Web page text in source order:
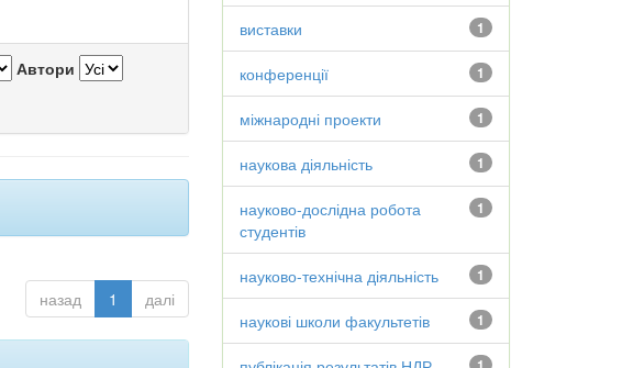
Автори
назад 1 далі
1
виставки
1
конференції
1
міжнародні проекти
1
наукова діяльність
1
науково-дослідна робота
студентів
1
науково-технічна діяльність
1
наукові школи факультетів